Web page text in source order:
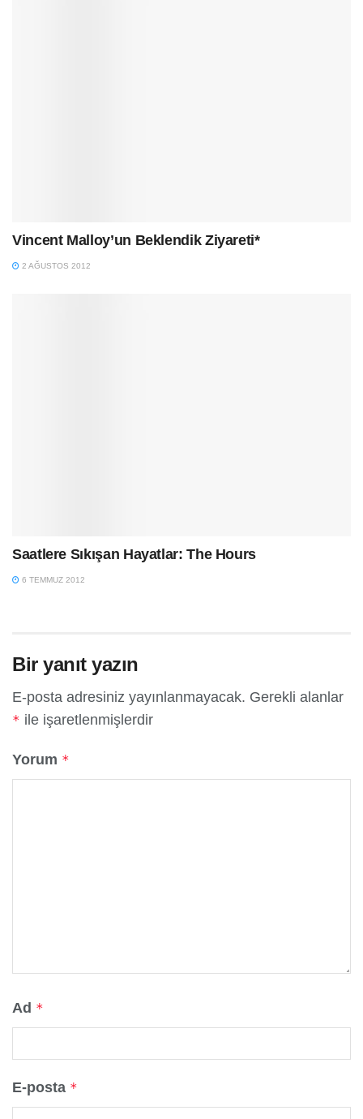
Vincent Malloy’un Beklendik Ziyareti*
2 AĞUSTOS 2012
Saatlere Sıkışan Hayatlar: The Hours
6 TEMMUZ 2012
Bir yanıt yazın
E-posta adresiniz yayınlanmayacak. Gerekli alanlar
* ile işaretlenmişlerdir
Yorum *
Ad *
E-posta *